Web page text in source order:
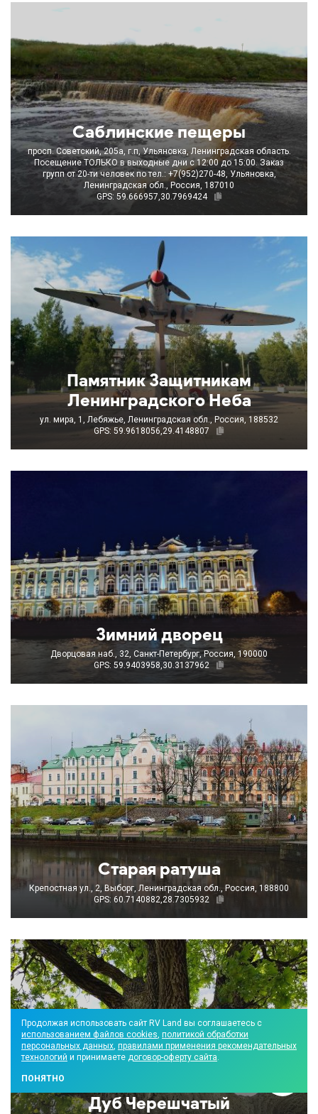
Саблинские пещеры
просп. Советский, 205а, г.п, Ульяновка, Ленинградская область.
Посещение ТОЛЬКО в выходные дни с 12:00 до 15:00. Заказ
групп от 20-ти человек по тел.: +7(952)270-48, Ульяновка,
Ленинградская обл., Россия, 187010
GPS: 59.666957,30.7969424
Памятник Защитникам
Ленинградского Неба
ул. мира, 1, Лебяжье, Ленинградская обл., Россия, 188532
GPS: 59.9618056,29.4148807
Зимний дворец
Дворцовая наб., 32, Санкт-Петербург, Россия, 190000
GPS: 59.9403958,30.3137962
Старая ратуша
Крепостная ул., 2, Выборг, Ленинградская обл., Россия, 188800
GPS: 60.7140882,28.7305932
Дуб Черешчатый
Продолжая использовать сайт RV Land вы соглашаетесь с
использованием файлов cookies, политикой обработки
персональных данных, правилами применения рекомендательных
технологий и принимаете договор-оферту сайта.
ПОНЯТНО